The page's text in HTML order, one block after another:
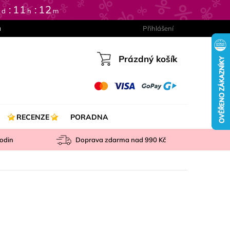
d 11h 12m
Přihlášení
Nákupní
Prázdný košík
RECENZE PORADNA
Doprava zdarma nad990 Kč